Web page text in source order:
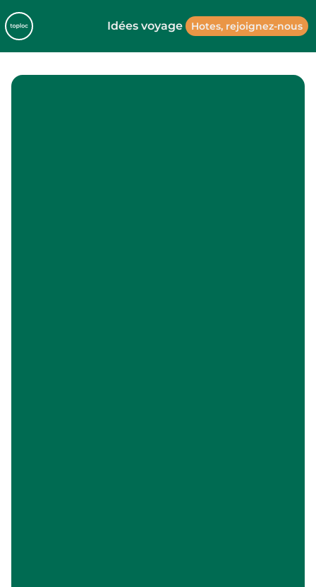
Idées voyage Hotes, rejoignez-nous